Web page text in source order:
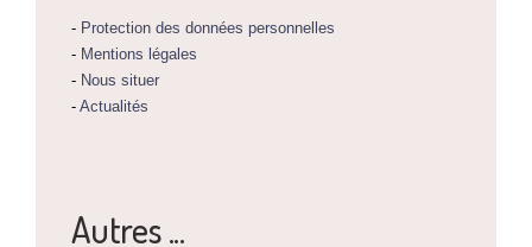
- Protection des données personnelles
- Mentions légales
- Nous situer
- Actualités
Autres ...